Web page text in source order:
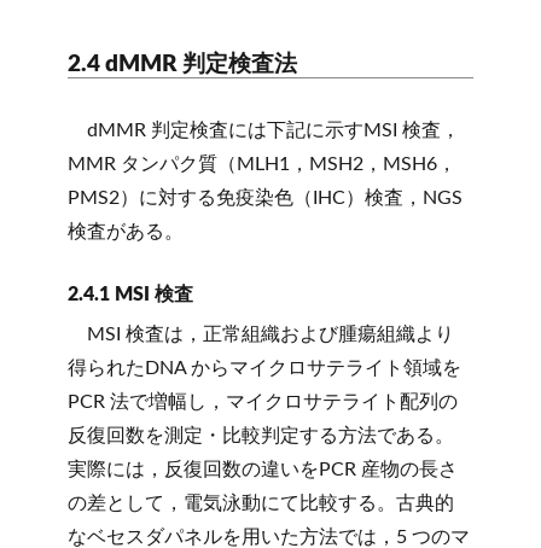
2.4 dMMR 判定検査法
dMMR 判定検査には下記に示すMSI 検査，
MMR タンパク質（MLH1，MSH2，MSH6，
PMS2）に対する免疫染色（IHC）検査，NGS
検査がある。
2.4.1 MSI 検査
MSI 検査は，正常組織および腫瘍組織より
得られたDNA からマイクロサテライト領域を
PCR 法で増幅し，マイクロサテライト配列の
反復回数を測定・比較判定する方法である。
実際には，反復回数の違いをPCR 産物の長さ
の差として，電気泳動にて比較する。古典的
なベセスダパネルを用いた方法では，5 つのマ